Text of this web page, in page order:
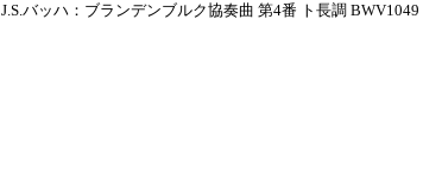
J.S.バッハ：ブランデンブルク協奏曲 第4番 ト長調 BWV1049